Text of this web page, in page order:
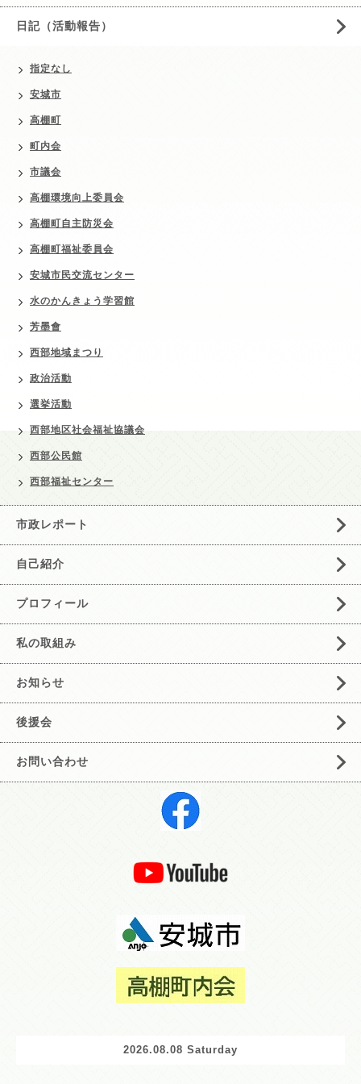
日記（活動報告）
指定なし
安城市
高棚町
町内会
市議会
高棚環境向上委員会
高棚町自主防災会
高棚町福祉委員会
安城市民交流センター
水のかんきょう学習館
芳墨會
西部地域まつり
政治活動
選挙活動
西部地区社会福祉協議会
西部公民館
西部福祉センター
市政レポート
自己紹介
プロフィール
私の取組み
お知らせ
後援会
お問い合わせ
2026.08.08 Saturday